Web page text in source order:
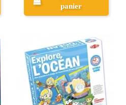
panier